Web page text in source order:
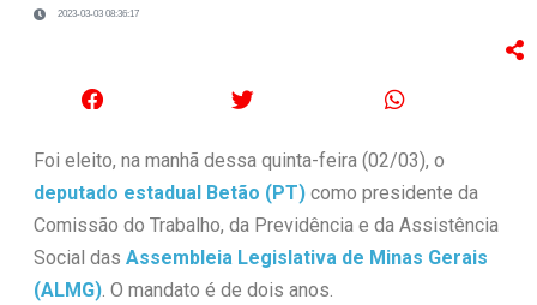
2023-03-03 08:36:17
Foi eleito, na manhã dessa quinta-feira (02/03), o
deputado estadual Betão (PT)como presidente da
Comissão do Trabalho, da Previdência e da Assistência
Social das Assembleia Legislativa de Minas Gerais
(ALMG). O mandato é de dois anos.